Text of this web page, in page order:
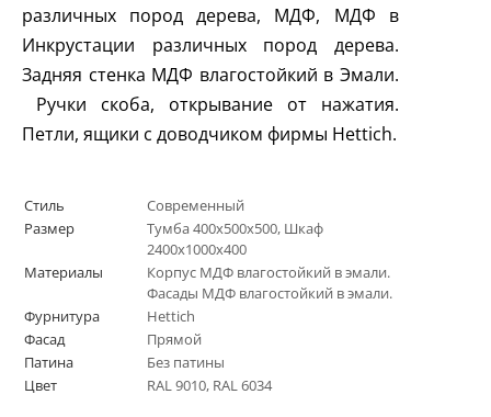
различных пород дерева, МДФ, МДФ в
Инкрустации различных пород дерева.
Задняя стенка МДФ влагостойкий в Эмали.
Ручки скоба, открывание от нажатия.
Петли, ящики с доводчиком фирмы Hettich.
Стиль
Современный
Размер
Тумба 400х500х500, Шкаф
2400х1000х400
Материалы
Корпус МДФ влагостойкий в эмали.
Фасады МДФ влагостойкий в эмали.
Фурнитура
Hettich
Фасад
Прямой
Патина
Без патины
Цвет
RAL 9010, RAL 6034